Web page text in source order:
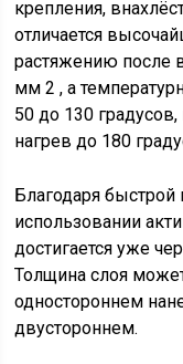
крепления,
отличается
растяжению после
мм 2 , а
50 до 130
нагрев до 180
Благодаря
использовании
достигается уже
Толщина слоя
одностороннем
двустороннем.